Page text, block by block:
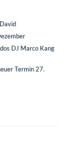
DJ Marco Kang
Termin 27.